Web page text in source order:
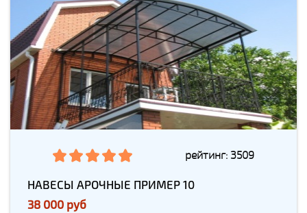
рейтинг: 3509
НАВЕСЫ АРОЧНЫЕ ПРИМЕР 10
38 000 руб